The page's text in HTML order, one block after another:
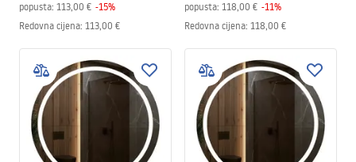
popusta: 113,00 € -15%
Redovna cijena: 113,00 €
popusta: 118,00 € -11%
Redovna cijena: 118,00 €